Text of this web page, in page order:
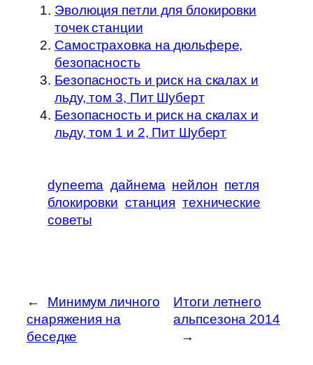
Эволюция петли для блокировки
точек станции
Самостраховка на дюльфере,
безопасность
Безопасность и риск на скалах и
льду, том 3, Пит Шуберт
Безопасность и риск на скалах и
льду, том 1 и 2, Пит Шуберт
dyneema дайнема нейлон петля
блокировки станция технические
советы
←
Минимум личного
снаряжения на
беседке
Итоги летнего
альпсезона 2014
→